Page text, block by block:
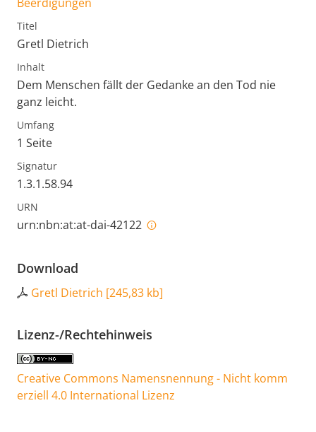
Titel
Gretl Dietrich
Inhalt
Dem Menschen fällt der Gedanke an den Tod nie
ganz leicht.
Umfang
1 Seite
Signatur
1.3.1.58.94
URN
urn:nbn:at:at-dai-42122
Download
Gretl Dietrich [245,83 kb]
Lizenz-/Rechtehinweis
Creative Commons Namensnennung - Nicht komm
erziell 4.0 International Lizenz